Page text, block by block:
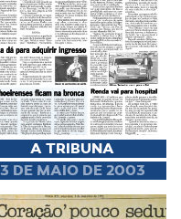
A TRIBUNA
3 DE MAIO DE 2003